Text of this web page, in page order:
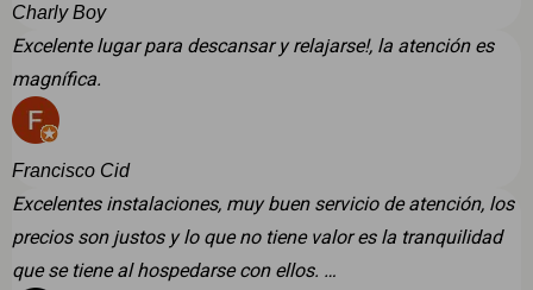
Charly Boy
Excelente lugar para descansar y relajarse!, la atención es
magnífica.
Francisco Cid
Excelentes instalaciones, muy buen servicio de atención, los
precios son justos y lo que no tiene valor es la tranquilidad
que se tiene al hospedarse con ellos. …